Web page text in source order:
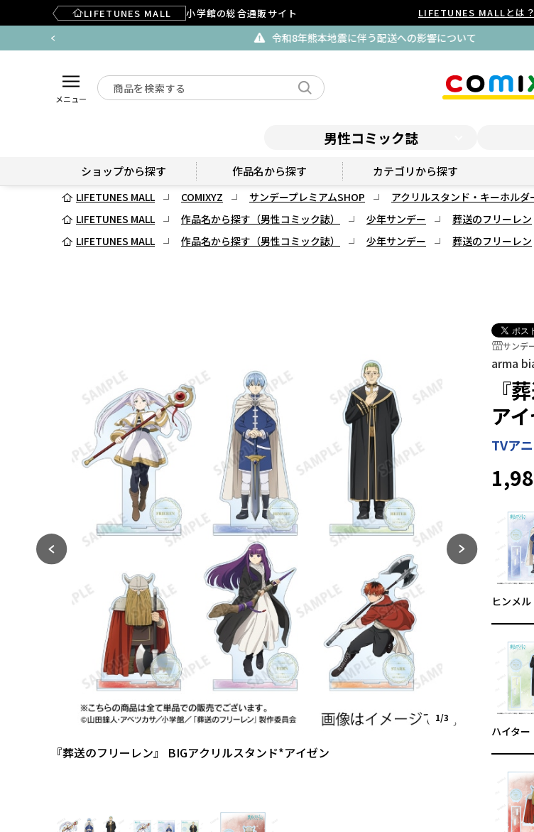
LIFETUNES MALL 小学館の総合通販サイト LIFETUNES MALLとは？
払込用紙による後払い決済
メニュー
男性コミック誌
ショップから探す 作品名から探す カテゴリから探す
LIFETUNES MALL COMIXYZ サンデープレミアムSHOP アクリルスタンド・キーホルダ
LIFETUNES MALL
作品名から探す（男性コミック誌） 少年サンデー 葬送のフリーレン
LIFETUNES MALL
作品名から探す（男性コミック誌） 少年サンデー 葬送のフリーレン
サンデープレミアム
『葬送のフリーレン』 BIGアクリルスタンド*アイゼン
1/3
サンデ
arma
『
ア
TVア
ヒンメル
ハイター